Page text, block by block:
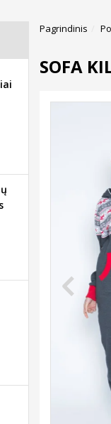
Pagrindinis
SOFA